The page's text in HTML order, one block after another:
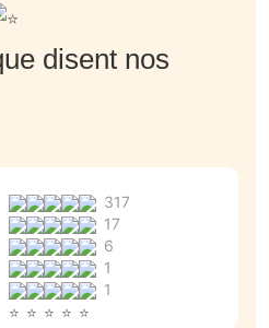
disent nos
317
17
6
1
1